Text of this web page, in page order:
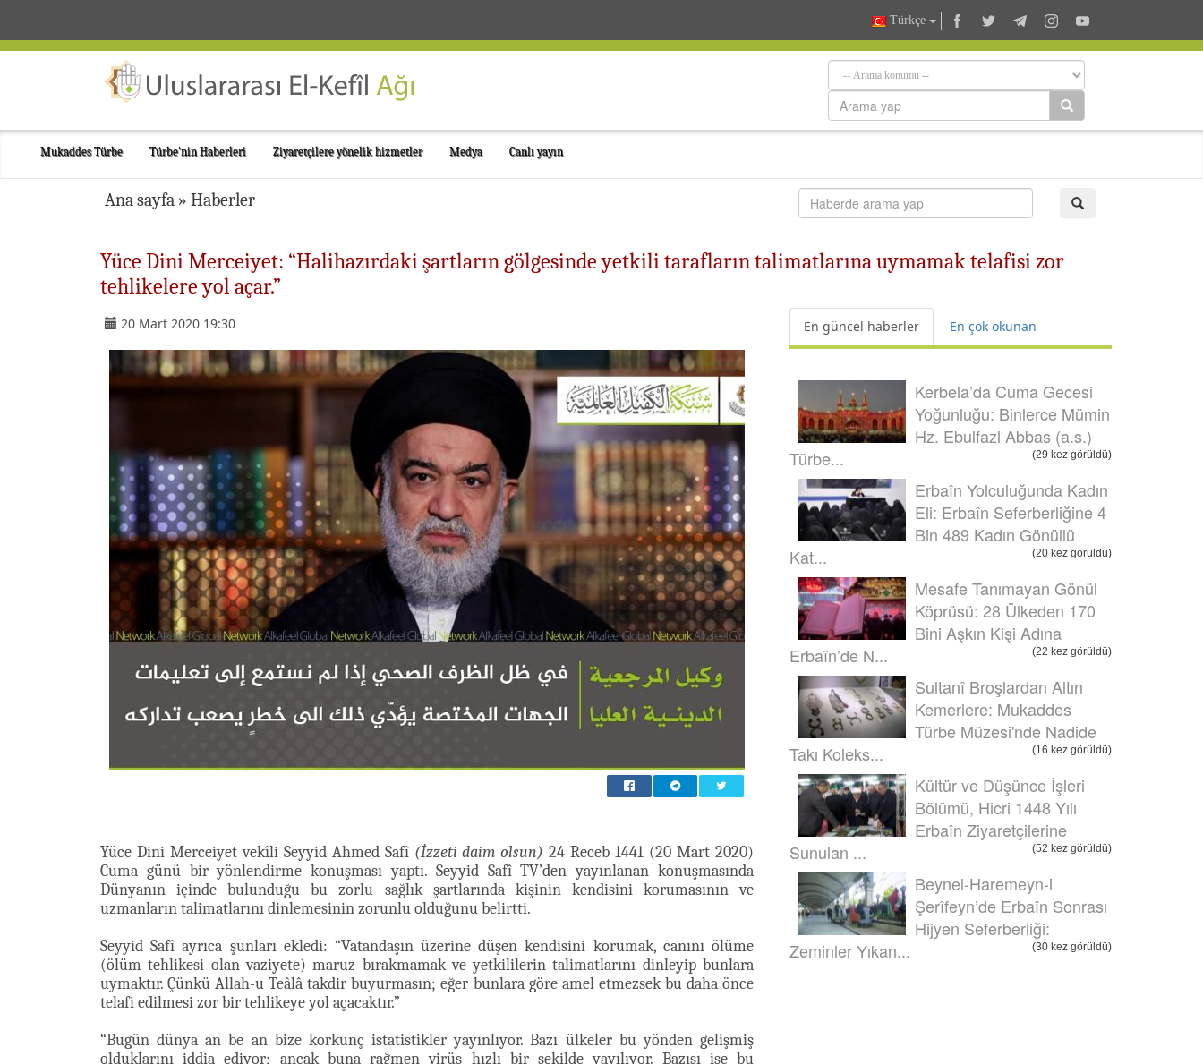
Türkçe
Mukaddes Türbe Türbe'nin Haberleri Ziyaretçilere yönelik hizmetler Medya Canlı yayın
Ana sayfa » Haberler
Yüce Dini Merceiyet: “Halihazırdaki şartların gölgesinde yetkili tarafların talimatlarına uymamak telafisi zor
tehlikelere yol açar.”
20 Mart 2020 19:30
Yüce Dini Merceiyet vekîli Seyyid Ahmed Safî (İzzeti daim olsun) 24 Receb 1441 (20 Mart 2020)
Cuma günü bir yönlendirme konuşması yaptı. Seyyid Safî TV’den yayınlanan konuşmasında
Dünyanın içinde bulunduğu bu zorlu sağlık şartlarında kişinin kendisini korumasının ve
uzmanların talimatlarını dinlemesinin zorunlu olduğunu belirtti.
Seyyid Safî ayrıca şunları ekledi: “Vatandaşın üzerine düşen kendisini korumak, canını ölüme
(ölüm tehlikesi olan vaziyete) maruz bırakmamak ve yetkililerin talimatlarını dinleyip bunlara
uymaktır. Çünkü Allah-u Teâlâ takdir buyurmasın; eğer bunlara göre amel etmezsek bu daha önce
telafi edilmesi zor bir tehlikeye yol açacaktır.”
“Bugün dünya an be an bize korkunç istatistikler yayınlıyor. Bazı ülkeler bu yönden gelişmiş
olduklarını iddia ediyor; ancak buna rağmen virüs hızlı bir şekilde yayılıyor. Bazısı ise bu
En güncel haberler En çok okunan
Kerbela’da Cuma Gecesi
Yoğunluğu: Binlerce Mümin
Hz. Ebulfazl Abbas (a.s.)
Türbe...
(29 kez görüldü)
Erbaîn Yolculuğunda Kadın
Eli: Erbaîn Seferberliğine 4
Bin 489 Kadın Gönüllü
Kat...
(20 kez görüldü)
Mesafe Tanımayan Gönül
Köprüsü: 28 Ülkeden 170
Bini Aşkın Kişi Adına
Erbaîn’de N...
(22 kez görüldü)
Sultanî Broşlardan Altın
Kemerlere: Mukaddes
Türbe Müzesi'nde Nadide
Takı Koleks...
(16 kez görüldü)
Kültür ve Düşünce İşleri
Bölümü, Hicri 1448 Yılı
Erbaîn Ziyaretçilerine
Sunulan ...
(52 kez görüldü)
Beynel-Haremeyn-i
Şerîfeyn’de Erbaîn Sonrası
Hijyen Seferberliği:
Zeminler Yıkan...
(30 kez görüldü)